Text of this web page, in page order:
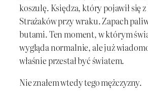
koszulę. Księdza, który pojawił się
Strażaków przy wraku. Zapach
butami. Ten moment, w którym
wygląda normalnie, ale już
właśnie przestał być światem.
Nie znałem wtedy tego mężczyzny.